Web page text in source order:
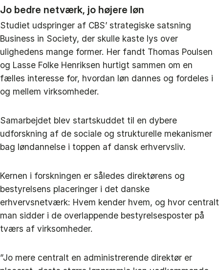
Jo bedre netværk, jo højere løn
Studiet udspringer af CBS’ strategiske satsning
Business in Society, der skulle kaste lys over
ulighedens mange former. Her fandt Thomas Poulsen
og Lasse Folke Henriksen hurtigt sammen om en
fælles interesse for, hvordan løn dannes og fordeles i
og mellem virksomheder.
Samarbejdet blev startskuddet til en dybere
udforskning af de sociale og strukturelle mekanismer
bag løndannelse i toppen af dansk erhvervsliv.
Kernen i forskningen er således direktørens og
bestyrelsens placeringer i det danske
erhvervsnetværk: Hvem kender hvem, og hvor centralt
man sidder i de overlappende bestyrelsesposter på
tværs af virksomheder.
”Jo mere centralt en administrerende direktør er